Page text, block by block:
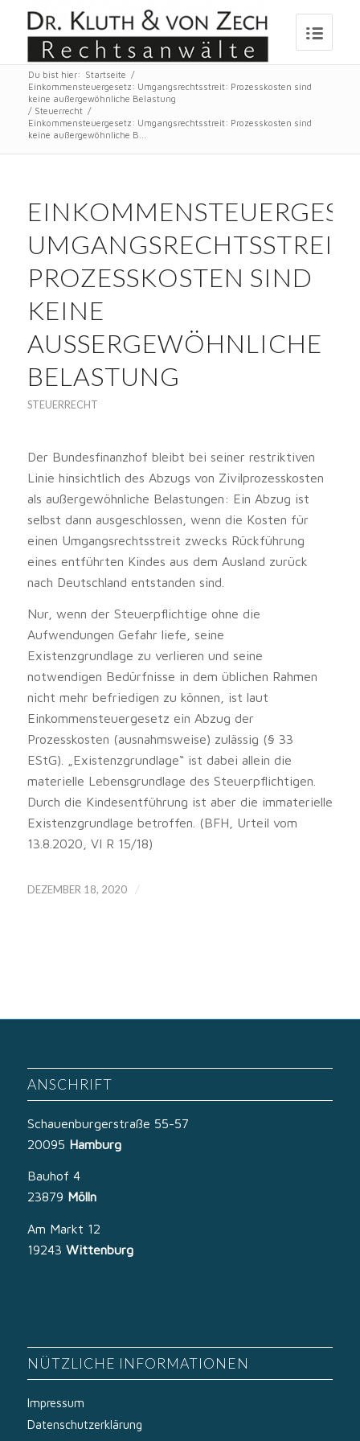
Du bist hier: Startseite
/
Einkommensteuergesetz: Umgangsrechtsstreit: Prozesskosten sind
keine außergewöhnliche Belastung
/ Steuerrecht /
Einkommensteuergesetz: Umgangsrechtsstreit: Prozesskosten sind
keine außergewöhnliche B...
UMGANGSRECHTSSTREIT:
PROZESSKOSTEN SIND
KEINE
AUSSERGEWÖHNLICHE B
ELASTUNG
STEUERRECHT
Der Bundesfinanzhof bleibt bei seiner restriktiven
Linie hinsichtlich des Abzugs von Zivilprozesskosten
als außergewöhnliche Belastungen: Ein Abzug ist
selbst dann ausgeschlossen, wenn die Kosten für
einen Umgangsrechtsstreit zwecks Rückführung
eines entführten Kindes aus dem Ausland zurück
nach Deutschland entstanden sind.
Nur, wenn der Steuerpflichtige ohne die
Aufwendungen Gefahr liefe, seine
Existenzgrundlage zu verlieren und seine
notwendigen Bedürfnisse in dem üblichen Rahmen
nicht mehr befriedigen zu können, ist laut
Einkommensteuergesetz ein Abzug der
Prozesskosten (ausnahmsweise) zulässig (§ 33
EStG). „Existenzgrundlage“ ist dabei allein die
materielle Lebensgrundlage des Steuerpflichtigen.
Durch die Kindesentführung ist aber die immaterielle
Existenzgrundlage betroffen. (BFH, Urteil vom
13.8.2020, VI R 15/18)
DEZEMBER 18, 2020 /
ANSCHRIFT
Schauenburgerstraße 55-57
20095 Hamburg
Bauhof 4
23879 Mölln
Am Markt 12
19243 Wittenburg
NÜTZLICHE INFORMATIONEN
Impressum
Datenschutzerklärung